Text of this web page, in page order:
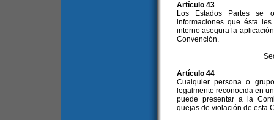
Artículo 43
Los Estados Partes se
informaciones que ésta
interno asegura la
Convención.
Artículo 44
Cualquier persona o
legalmente reconocida en
puede presentar a la
quejas de violación de esta